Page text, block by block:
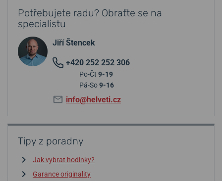
Potřebujete radu? Obraťte se na
specialistu
Jiří Štencek
+420 252 252 306
Po-Čt 9-19
Pá-So9-16
info@helveti.cz
Tipy z poradny
Jak vybrat hodinky?
Garance originality